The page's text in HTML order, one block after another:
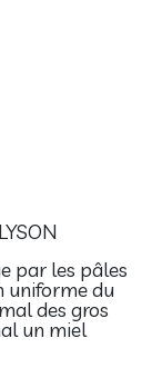
par les pâles
du
des gros
un miel